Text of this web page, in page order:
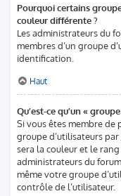
Pourquoi certains
couleur différente ?
Les administrateurs du
membres d’un groupe
identification.
Haut
Qu’est-ce qu’un «
Si vous êtes membre de
groupe d’utilisateurs
sera la couleur et le
administrateurs du
même votre groupe
contrôle de l’utilisateur.